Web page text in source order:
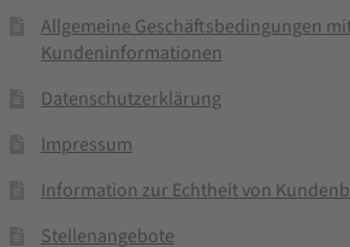
Allgemeine Geschäftsbedingungen
Kundeninformationen
Datenschutzerklärung
Impressum
Information zur Echtheit von
Stellenangebote